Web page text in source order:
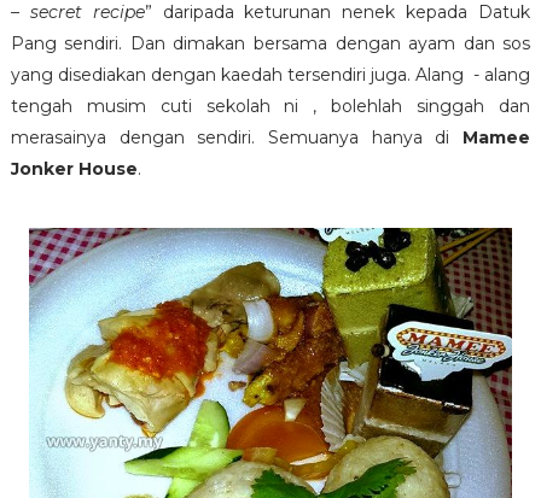
– secret recipe” daripada keturunan nenek kepada Datuk
Pang sendiri. Dan dimakan bersama dengan ayam dan sos
yang disediakan dengan kaedah tersendiri juga. Alang - alang
tengah musim cuti sekolah ni , bolehlah singgah dan
merasainya dengan sendiri. Semuanya hanya di Mamee
Jonker House.